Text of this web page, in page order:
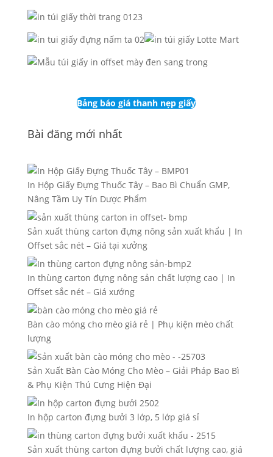
Bảng báo giá thanh nẹp giấy
Bài đăng mới nhất
In Hộp Giấy Đựng Thuốc Tây – Bao Bì Chuẩn GMP,
Nâng Tầm Uy Tín Dược Phẩm
Sản xuất thùng carton đựng nông sản xuất khẩu | In
Offset sắc nét – Giá tại xưởng
In thùng carton đựng nông sản chất lượng cao | In
Offset sắc nét – Giá xưởng
Bàn cào móng cho mèo giá rẻ | Phụ kiện mèo chất
lượng
Sản Xuất Bàn Cào Móng Cho Mèo – Giải Pháp Bao Bì
& Phụ Kiện Thú Cưng Hiện Đại
In hộp carton đựng bưởi 3 lớp, 5 lớp giá sỉ
Sản xuất thùng carton đựng bưởi chất lượng cao, giá